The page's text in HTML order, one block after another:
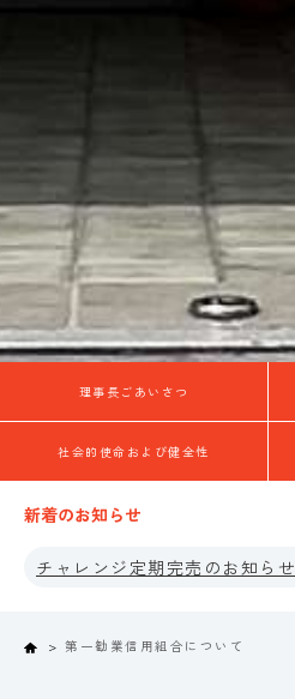
理事長ごあいさつ
社会的使命および健全性
新着のお知らせ
チャレンジ定期完売のお知らせ
Home第一勧業信用組合について